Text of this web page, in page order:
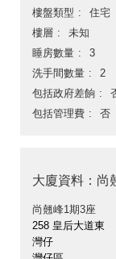
樓盤類型
住宅
樓層
未知
睡房數量
3
洗手間數量
2
包括政府差餉
包括管理費
否
大廈資料：尚
尚翹峰1期3座
258 皇后大道東
灣仔